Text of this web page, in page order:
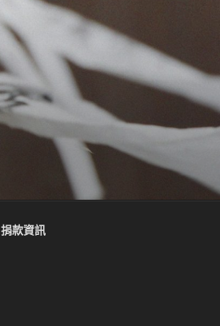
捐款資訊